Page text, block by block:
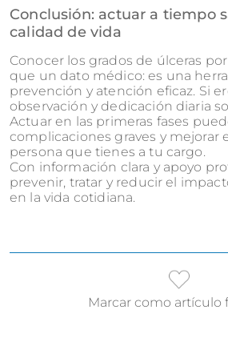
Conclusión: actuar a tiempo
calidad de vida
Conocer los grados de úlceras
que un dato médico: es una
prevención y atención eficaz. Si
observación ydedicación diaria
Actuar en las primeras fases
complicaciones graves y mejorar
persona que tienes a tu cargo.
Con información clara y apoyo
prevenir, tratar y reducir el
en la vida cotidiana.
Marcar como artículo